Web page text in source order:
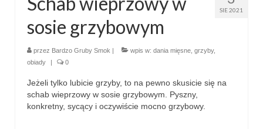
SIE 2021
sosie grzybowym
przez Bardzo Gruby Smok | wpis w: dania mięsne grzyby,
obiady
| 0
Jeżeli tylko lubicie grzyby, to na pewno skusicie się na
schab wieprzowy w sosie grzybowym. Pyszny,
konkretny, sycący i oczywiście mocno grzybowy.